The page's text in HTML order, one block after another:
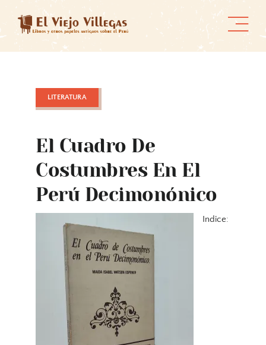
content
LITERATURA
El Cuadro De
Costumbres En El
Perú Decimonónico
Indice: